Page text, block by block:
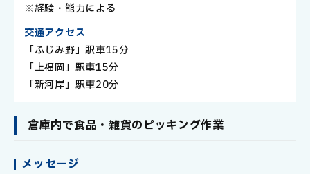
※経験・能力による
交通アクセス
「ふじみ野」駅車15分
「上福岡」駅車15分
「新河岸」駅車20分
倉庫内で食品・雑貨のピッキング作業
メッセージ